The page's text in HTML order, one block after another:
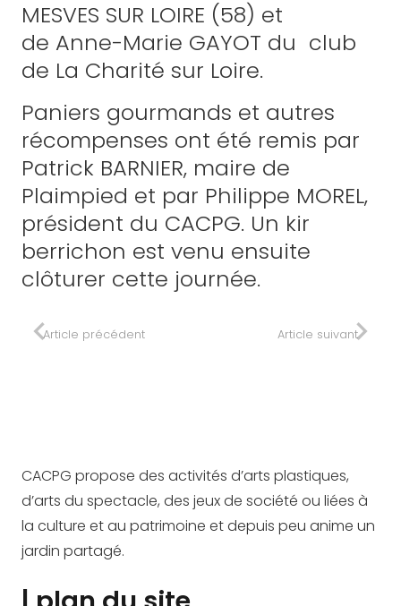
MESVES SUR LOIRE (58) et
de Anne-Marie GAYOT du club
de La Charité sur Loire.
Paniers gourmands et autres
récompenses ont été remis par
Patrick BARNIER, maire de
Plaimpied et par Philippe MOREL,
président du CACPG. Un kir
berrichon est venu ensuite
clôturer cette journée.
Article précédent Article suivant
CACPG propose des activités d’arts plastiques,
d’arts du spectacle, des jeux de société ou liées à
la culture et au patrimoine et depuis peu anime un
jardin partagé.